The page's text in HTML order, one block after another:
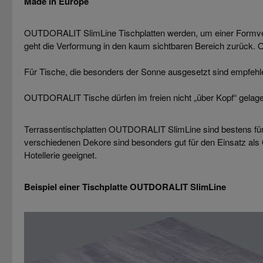
OUTDORALIT SlimLine Tischplatten werden, um einer
geht die Verformung in den kaum sichtbaren Bereich zurück.
Für Tische, die besonders der Sonne ausgesetzt sind
OUTDORALIT Tische dürfen im freien nicht „über Kopf“
Terrassentischplatten OUTDORALIT SlimLine sind bestens
verschiedenen Dekore sind besonders gut für den Einsatz
Hotellerie geeignet.
Beispiel einer TischplatteOUTDORALIT SlimLine